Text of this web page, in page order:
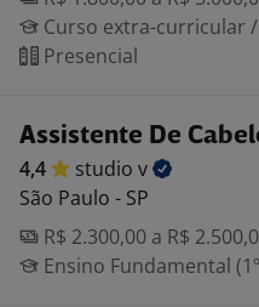
Curso extra-curricular
Presencial
Assistente De
4,4 studio v
São Paulo - SP
R$ 2.300,00 a R$
Ensino Fundamental